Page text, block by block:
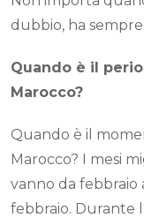
dubbio, ha
Quando è il
Marocco?
Quando è il
Marocco? I mesi
vanno da febbraio
febbraio. Durante